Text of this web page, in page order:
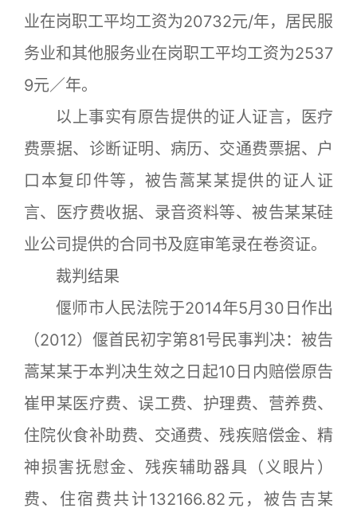
业在岗职工平均工资为20732元/年，居民服
务业和其他服务业在岗职工平均工资为2537
9元／年。
以上事实有原告提供的证人证言，医疗
费票据、诊断证明、病历、交通费票据、户
口本复印件等，被告蒿某某提供的证人证
言、医疗费收据、录音资料等、被告某某硅
业公司提供的合同书及庭审笔录在卷资证。
裁判结果
偃师市人民法院于2014年5月30日作出
（2012）偃首民初字第81号民事判决：被告
蒿某某于本判决生效之日起10日内赔偿原告
崔甲某医疗费、误工费、护理费、营养费、
住院伙食补助费、交通费、残疾赔偿金、精
神损害抚慰金、残疾辅助器具（义眼片）
费、住宿费共计132166.82元，被告吉某